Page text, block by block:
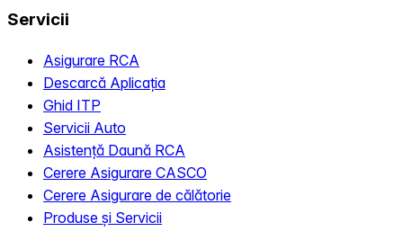
Servicii
Asigurare RCA
Descarcă Aplicația
Ghid ITP
Servicii Auto
Asistență Daună RCA
Cerere Asigurare CASCO
Cerere Asigurare de călătorie
Produse și Servicii